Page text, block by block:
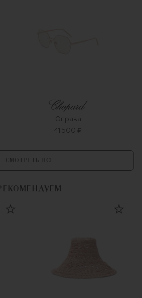
Оправа
41 500 ₽
СМОТРЕТЬ ВСЕ
РЕКОМЕНДУЕМ